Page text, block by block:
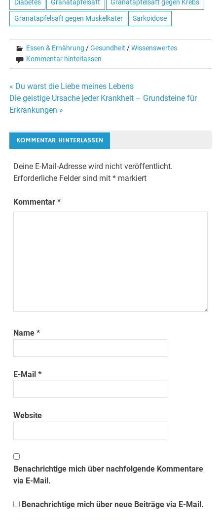
Diabetes Granatapfelsaft Granatapfelsaft gegen Krebs
Granatapfelsaft gegen Muskelkater Sarkoidose
Essen & Ernährung /Gesundheit /Wissenswertes
Kommentar hinterlassen
Beitrags-
« Du warst die Liebe meines Lebens
Die geistige Ursache jeder Krankheit – Grundsteine für
Erkrankungen »
KOMMENTAR HINTERLASSEN
Deine E-Mail-Adresse wird nicht veröffentlicht.
Erforderliche Felder sind mit* markiert
Kommentar*
Name*
E-Mail*
Website
Benachrichtige mich über nachfolgende Kommentare
via E-Mail.
Benachrichtige mich über neue Beiträge via E-Mail.